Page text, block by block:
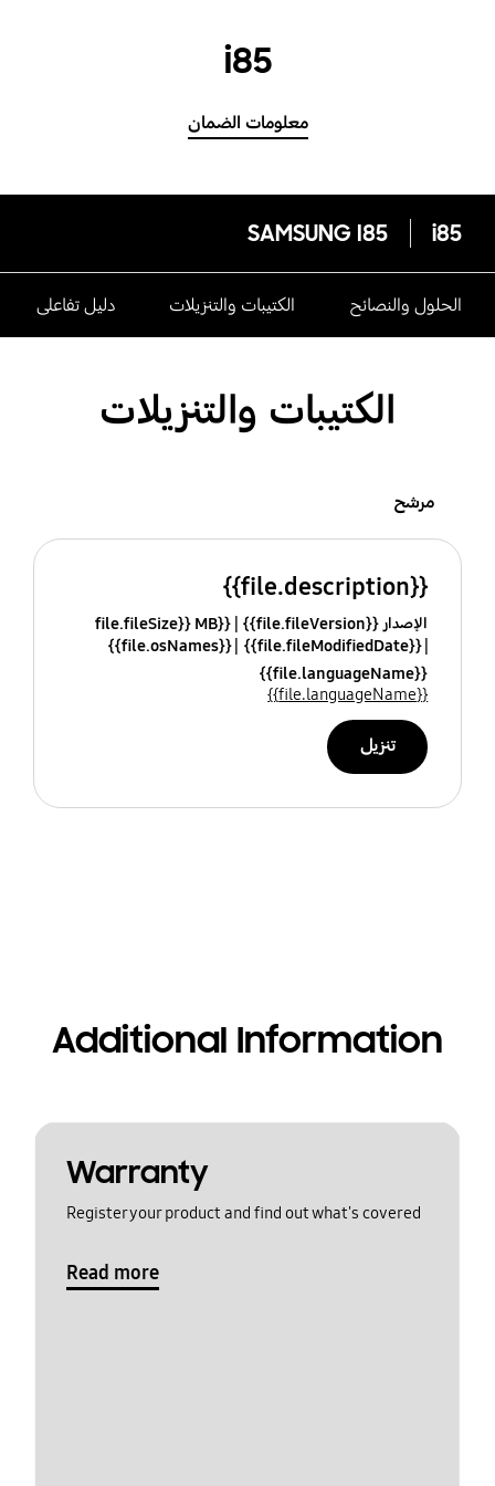
i85
معلومات الضمان
i85
SAMSUNG I85
الحلول والنصائح الكتيبات والتنزيلات دليل تفاعلى
الكتيبات والتنزيلات
مرشح
{{file.description}}
الإصدار {{file.fileVersion}}
{{file.fileSize}} MB
{{file.fileModifiedDate}}
{{file.osNames}}
{{file.languageName}}
{{file.languageName}}
تنزيل
Additional Information
Warranty
Register your product and find out what's covered
Read more